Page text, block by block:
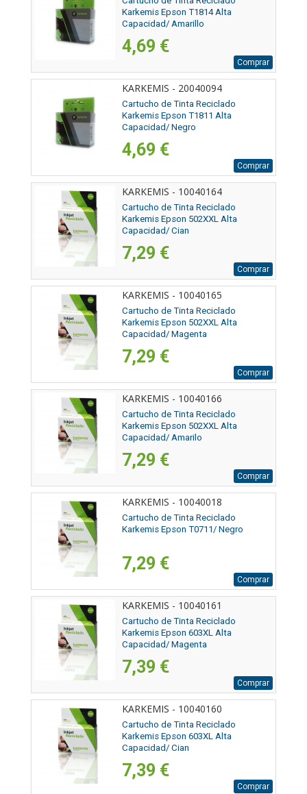
Karkemis Epson T1814 Alta
Capacidad/ Amarillo
4,69 €
Comprar
KARKEMIS - 20040094
Cartucho de Tinta Reciclado
Karkemis Epson T1811 Alta
Capacidad/ Negro
4,69 €
Comprar
KARKEMIS - 10040164
Cartucho de Tinta Reciclado
Karkemis Epson 502XXL Alta
Capacidad/ Cian
7,29 €
Comprar
KARKEMIS - 10040165
Cartucho de Tinta Reciclado
Karkemis Epson 502XXL Alta
Capacidad/ Magenta
7,29 €
Comprar
KARKEMIS - 10040166
Cartucho de Tinta Reciclado
Karkemis Epson 502XXL Alta
Capacidad/ Amarilo
7,29 €
Comprar
KARKEMIS - 10040018
Cartucho de Tinta Reciclado
Karkemis Epson T0711/ Negro
7,29 €
Comprar
KARKEMIS - 10040161
Cartucho de Tinta Reciclado
Karkemis Epson 603XL Alta
Capacidad/ Magenta
7,39 €
Comprar
KARKEMIS - 10040160
Cartucho de Tinta Reciclado
Karkemis Epson 603XL Alta
Capacidad/ Cian
7,39 €
Comprar